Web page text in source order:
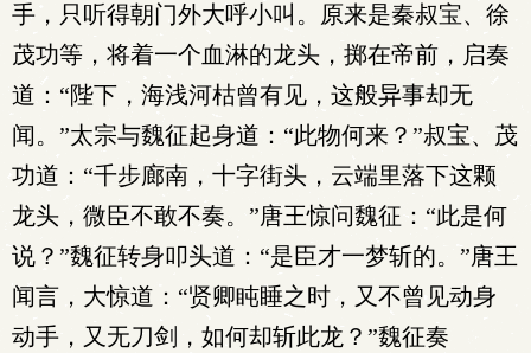
手，只听得朝门外大呼小叫。原来是秦叔宝、徐
茂功等，将着一个血淋的龙头，掷在帝前，启奏
道：“陛下，海浅河枯曾有见，这般异事却无
闻。”太宗与魏征起身道：“此物何来？”叔宝、茂
功道：“千步廊南，十字街头，云端里落下这颗
龙头，微臣不敢不奏。”唐王惊问魏征：“此是何
说？”魏征转身叩头道：“是臣才一梦斩的。”唐王
闻言，大惊道：“贤卿盹睡之时，又不曾见动身
动手，又无刀剑，如何却斩此龙？”魏征奏